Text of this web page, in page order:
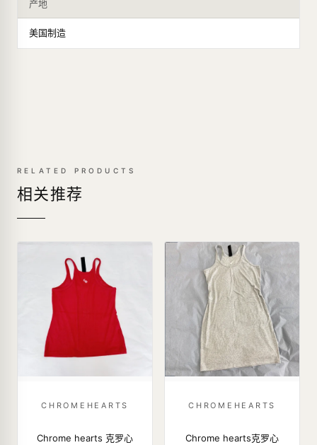
产地
美国制造
RELATED PRODUCTS
相关推荐
CHROMEHEARTS
Chrome hearts 克罗心
CHROMEHEARTS
Chrome hearts克罗心